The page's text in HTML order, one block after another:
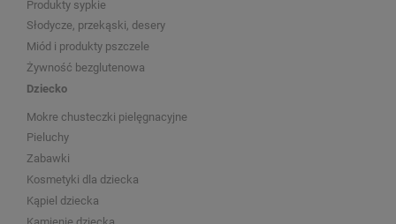
Produkty sypkie
Słodycze, przekąski, desery
Miód i produkty pszczele
Żywność bezglutenowa
Dziecko
Mokre chusteczki pielęgnacyjne
Pieluchy
Zabawki
Kosmetyki dla dziecka
Kąpiel dziecka